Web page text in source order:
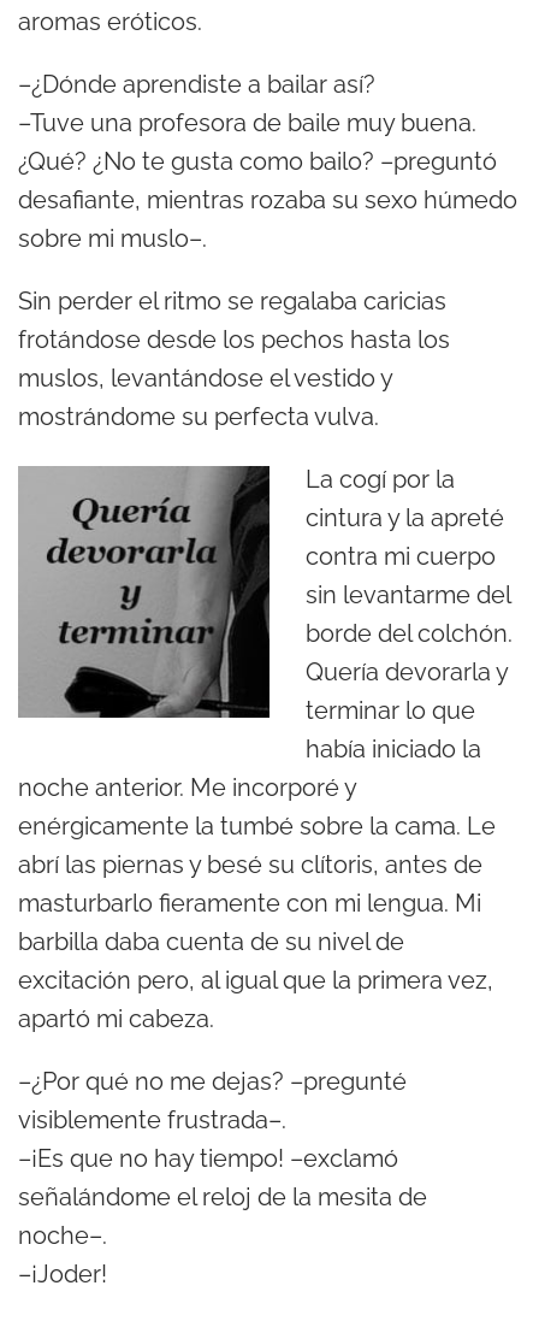
aromas eróticos.
–¿Dónde aprendiste a bailar así?
–Tuve una profesora de baile muy buena.
¿Qué? ¿No te gusta como bailo? –preguntó
desafiante, mientras rozaba su sexo húmedo
sobre mi muslo–.
Sin perder el ritmo se regalaba caricias
frotándose desde los pechos hasta los
muslos, levantándose el vestido y
mostrándome su perfecta vulva.
La cogí por la
cintura y la apreté
contra mi cuerpo
sin levantarme del
borde del colchón.
Quería devorarla y
terminar lo que
había iniciado la
noche anterior. Me incorporé y
enérgicamente la tumbé sobre la cama. Le
abrí las piernas y besé su clítoris, antes de
masturbarlo fieramente con mi lengua. Mi
barbilla daba cuenta de su nivel de
excitación pero, al igual que la primera vez,
apartó mi cabeza.
–¿Por qué no me dejas? –pregunté
visiblemente frustrada–.
–¡Es que no hay tiempo! –exclamó
señalándome el reloj de la mesita de
noche–.
–¡Joder!